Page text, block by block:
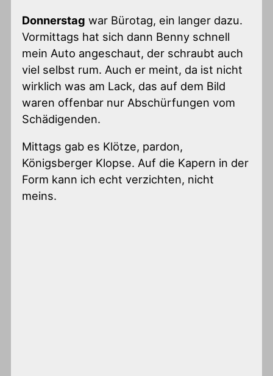
Donnerstag war Bürotag, ein langer dazu.
Vormittags hat sich dann Benny schnell
mein Auto angeschaut, der schraubt auch
viel selbst rum. Auch er meint, da ist nicht
wirklich was am Lack, das auf dem Bild
waren offenbar nur Abschürfungen vom
Schädigenden.
Mittags gab es Klötze, pardon,
Königsberger Klopse. Auf die Kapern in der
Form kann ich echt verzichten, nicht
meins.